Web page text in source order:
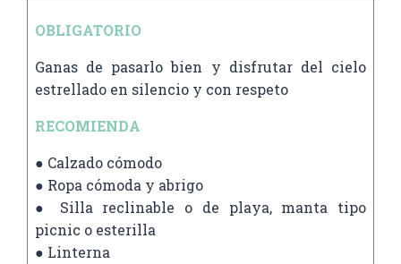
OBLIGATORIO
Ganas de pasarlo bien y disfrutar del cielo
estrellado en silencio y con respeto
RECOMIENDA
● Calzado cómodo
● Ropa cómoda y abrigo
● Silla reclinable o de playa, manta tipo
picnic o esterilla
● Linterna